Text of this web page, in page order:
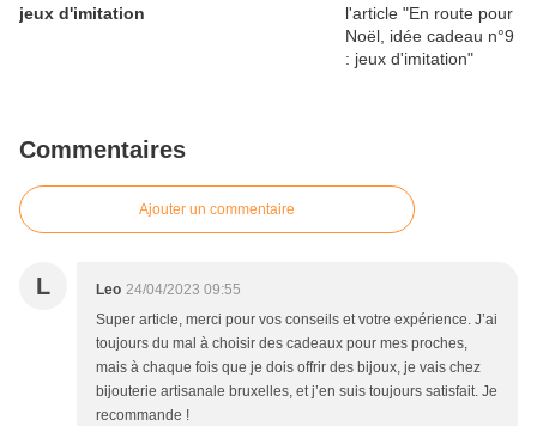
jeux d'imitation
Commentaires
Ajouter un commentaire
L Leo 24/04/2023 09:55
Super article, merci pour vos conseils et votre expérience. J’ai
toujours du mal à choisir des cadeaux pour mes proches,
mais à chaque fois que je dois offrir des bijoux, je vais chez
bijouterie artisanale bruxelles, et j’en suis toujours satisfait. Je
recommande !